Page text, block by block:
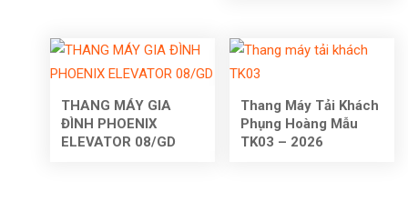
THANG MÁY GIA
ĐÌNH PHOENIX
ELEVATOR 08/GD
Thang Máy Tải Khách
Phụng Hoàng Mẫu
TK03 – 2026